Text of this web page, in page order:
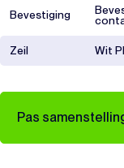
Bevestiging
Zeil Wit
Pas